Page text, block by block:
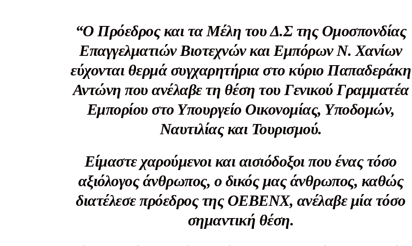
Καθημερινή Μαχητική
“Ο Πρόεδρος και τα Μέλη του Δ.Σ της Ομοσπονδίας
Επαγγελματιών Βιοτεχνών και Εμπόρων Ν. Χανίων
εύχονται θερμά συγχαρητήρια στο κύριο Παπαδεράκη
Αντώνη που ανέλαβε τη θέση του Γενικού Γραμματέα
Εμπορίου στο Υπουργείο Οικονομίας, Υποδομών,
Ναυτιλίας και Τουρισμού.
Είμαστε χαρούμενοι και αισιόδοξοι που ένας τόσο
αξιόλογος άνθρωπος, ο δικός μας άνθρωπος, καθώς
διατέλεσε πρόεδρος της ΟΕΒΕΝΧ, ανέλαβε μία τόσο
σημαντική θέση.